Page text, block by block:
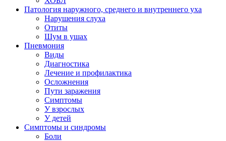
Патология наружного, среднего и внутреннего уха
Нарушения слуха
Отиты
Шум в ушах
Пневмония
Виды
Диагностика
Лечение и профилактика
Осложнения
Пути заражения
Симптомы
У взрослых
У детей
Симптомы и синдромы
Боли